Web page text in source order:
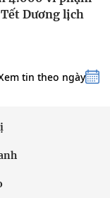
Dương lịch
tin theo ngày